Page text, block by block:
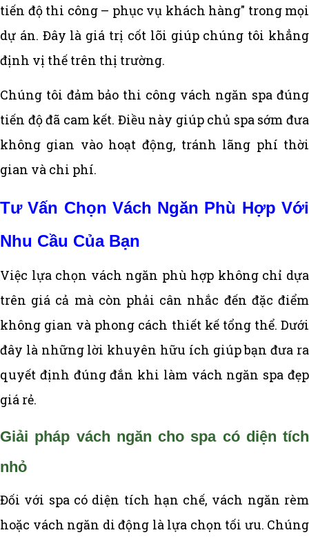
tiến độ thi công – phục vụ khách hàng" trong mọi
dự án. Đây là giá trị cốt lõi giúp chúng tôi khẳng
định vị thế trên thị trường.
Chúng tôi đảm bảo thi công vách ngăn spa đúng
tiến độ đã cam kết. Điều này giúp chủ spa sớm đưa
không gian vào hoạt động, tránh lãng phí thời
gian và chi phí.
Tư Vấn Chọn Vách Ngăn Phù Hợp Với
Nhu Cầu Của Bạn
Việc lựa chọn vách ngăn phù hợp không chỉ dựa
trên giá cả mà còn phải cân nhắc đến đặc điểm
không gian và phong cách thiết kế tổng thể. Dưới
đây là những lời khuyên hữu ích giúp bạn đưa ra
quyết định đúng đắn khi làm vách ngăn spa đẹp
giá rẻ.
Giải pháp vách ngăn cho spa có diện tích
nhỏ
Đối với spa có diện tích hạn chế, vách ngăn rèm
hoặc vách ngăn di động là lựa chọn tối ưu. Chúng